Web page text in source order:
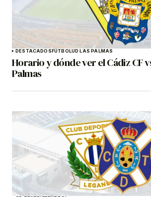
DESTACADOSFÚTBOLUD LAS PALMAS
Horario y dónde ver el Cádiz CF
Palmas